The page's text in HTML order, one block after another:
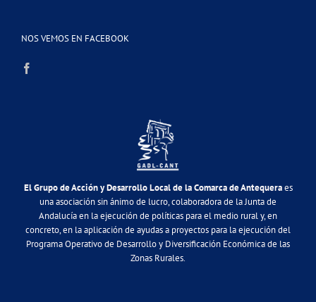
NOS VEMOS EN FACEBOOK
El Grupo de Acción y Desarrollo Local de la Comarca de Antequeraes
una asociación sin ánimo de lucro, colaboradora de la Junta de
Andalucía en la ejecución de políticas para el medio rural y, en
concreto, en la aplicación de ayudas a proyectos para la ejecución del
Programa Operativo de Desarrollo y Diversificación Económica de las
Zonas Rurales.